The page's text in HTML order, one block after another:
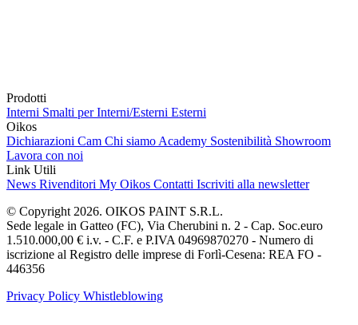
Prodotti
Interni Smalti per Interni/Esterni Esterni
Oikos
Dichiarazioni Cam Chi siamo Academy Sostenibilità Showroom
Lavora con noi
Link Utili
News Rivenditori My Oikos Contatti Iscriviti alla newsletter
© Copyright 2026. OIKOS PAINT S.R.L.
Sede legale in Gatteo (FC), Via Cherubini n. 2 - Cap. Soc.euro
1.510.000,00 € i.v. - C.F. e P.IVA 04969870270 - Numero di
iscrizione al Registro delle imprese di Forlì-Cesena: REA FO -
446356
Privacy Policy Whistleblowing